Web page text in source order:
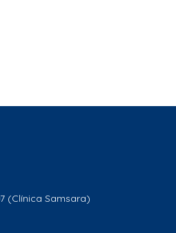
(Clínica Samsara)